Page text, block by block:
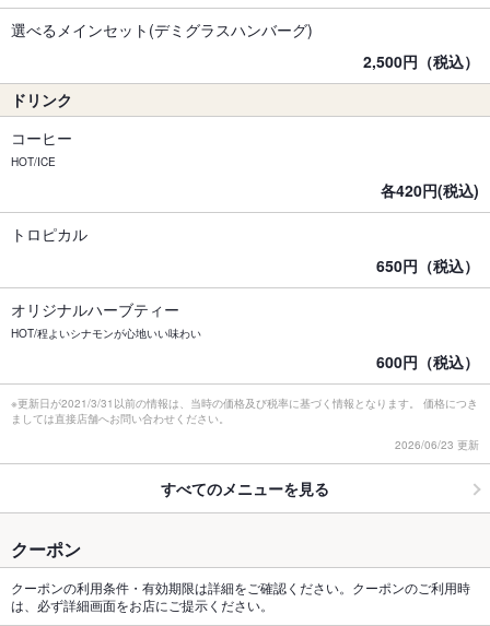
選べるメインセット(デミグラスハンバーグ)
2,500円（税込）
ドリンク
コーヒー
HOT/ICE
各420円(税込)
トロピカル
650円（税込）
オリジナルハーブティー
HOT/程よいシナモンが心地いい味わい
600円（税込）
※更新日が2021/3/31以前の情報は、当時の価格及び税率に基づく情報となります。 価格につき
ましては直接店舗へお問い合わせください。
2026/06/23 更新
すべてのメニューを見る
クーポン
クーポンの利用条件・有効期限は詳細をご確認ください。クーポンのご利用時
は、必ず詳細画面をお店にご提示ください。